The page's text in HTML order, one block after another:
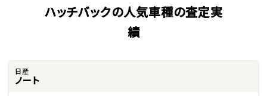
ハッチバックの人気車種の査定実
績
日産
ノート